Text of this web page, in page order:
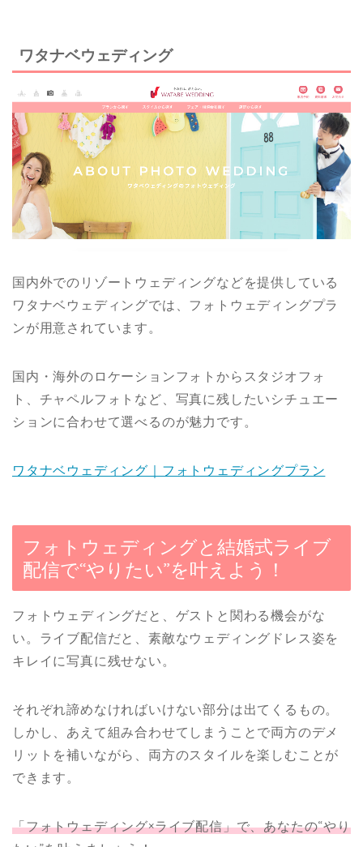
ワタナベウェディング
国内外でのリゾートウェディングなどを提供している
ワタナベウェディングでは、フォトウェディングプラ
ンが用意されています。
国内・海外のロケーションフォトからスタジオフォ
ト、チャペルフォトなど、写真に残したいシチュエー
ションに合わせて選べるのが魅力です。
ワタナベウェディング｜フォトウェディングプラン
フォトウェディングと結婚式ライブ
配信で“やりたい”を叶えよう！
フォトウェディングだと、ゲストと関わる機会がな
い。ライブ配信だと、素敵なウェディングドレス姿を
キレイに写真に残せない。
それぞれ諦めなければいけない部分は出てくるもの。
しかし、あえて組み合わせてしまうことで両方のデメ
リットを補いながら、両方のスタイルを楽しむことが
できます。
「フォトウェディング×ライブ配信」で、あなたの“やり